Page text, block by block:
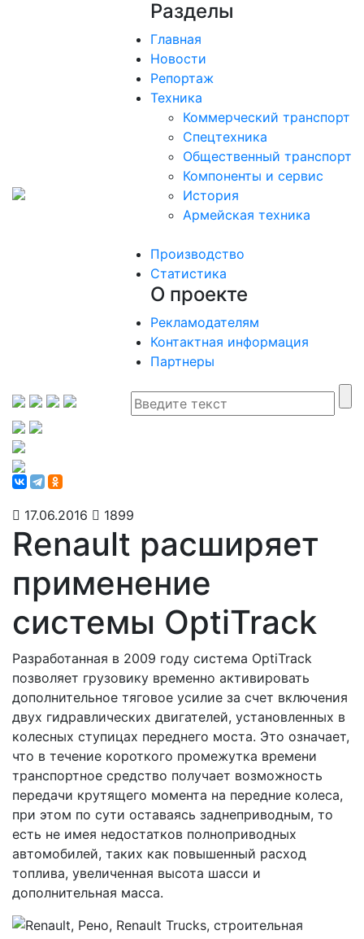
Разделы
Главная
Новости
Репортаж
Техника
Коммерческий транспорт
Спецтехника
Общественный транспорт
Компоненты и сервис
История
Армейская техника
Производство
Статистика
О проекте
Рекламодателям
Контактная информация
Партнеры
17.06.2016 1899
Renault расширяет
применение
системы OptiTrack
Разработанная в 2009 году система OptiTrack
позволяет грузовику временно активировать
дополнительное тяговое усилие за счет включения
двух гидравлических двигателей, установленных в
колесных ступицах переднего моста. Это означает,
что в течение короткого промежутка времени
транспортное средство получает возможность
передачи крутящего момента на передние колеса,
при этом по сути оставаясь заднеприводным, то
есть не имея недостатков полноприводных
автомобилей, таких как повышенный расход
топлива, увеличенная высота шасси и
дополнительная масса.